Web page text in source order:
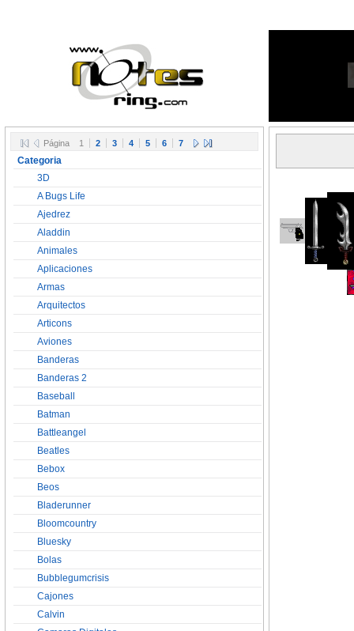
Página 1 2 3 4 5 6 7
Categoria
3D
A Bugs Life
Ajedrez
Aladdin
Animales
Aplicaciones
Armas
Arquitectos
Articons
Aviones
Banderas
Banderas 2
Baseball
Batman
Battleangel
Beatles
Bebox
Beos
Bladerunner
Bloomcountry
Bluesky
Bolas
Bubblegumcrisis
Cajones
Calvin